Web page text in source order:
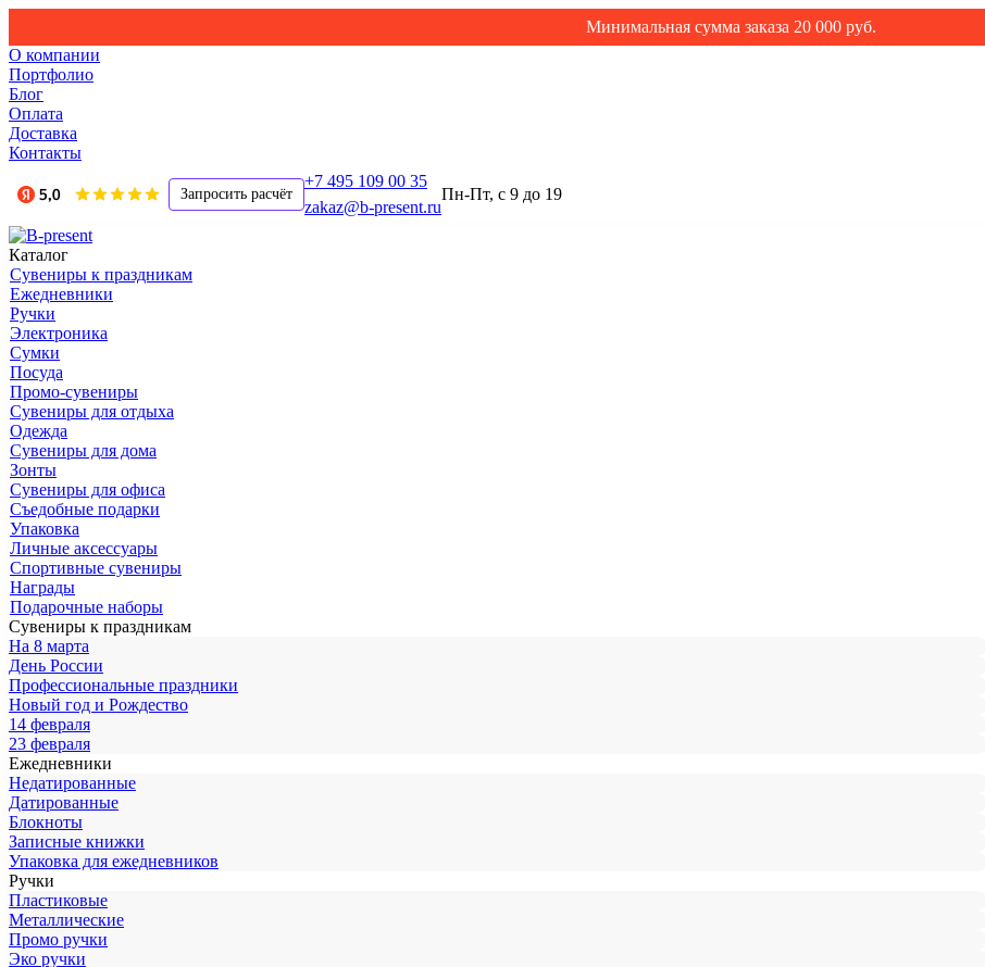
Минимальная сумма заказа 20 000 руб.
О компании
Портфолио
Блог
Оплата
Доставка
Контакты
Запросить расчёт
+7 495 109 00 35
zakaz@b-present.ru
Пн-Пт, с 9 до 19
Каталог
Сувениры к праздникам
Ежедневники
Ручки
Электроника
Сумки
Посуда
Промо-сувениры
Сувениры для отдыха
Одежда
Сувениры для дома
Зонты
Сувениры для офиса
Съедобные подарки
Упаковка
Личные аксессуары
Спортивные сувениры
Награды
Подарочные наборы
Сувениры к праздникам
На 8 марта
День России
Профессиональные праздники
Новый год и Рождество
14 февраля
23 февраля
Ежедневники
Недатированные
Датированные
Блокноты
Записные книжки
Упаковка для ежедневников
Ручки
Пластиковые
Металлические
Промо ручки
Эко ручки